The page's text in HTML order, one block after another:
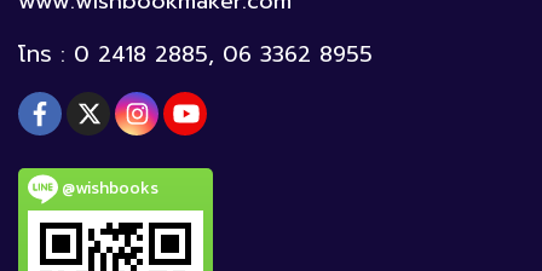
โทร : 0 2418 2885, 06 3362 8955
@wishbooks